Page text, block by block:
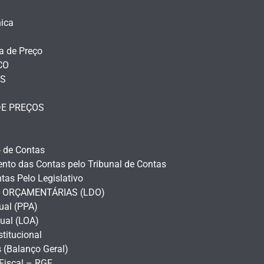
de Preço
PREÇOS
Contas
das Contas pelo Tribunal de Contas
Pelo Legislativo
(LDO)
(PPA)
(LOA)
(Balanço Geral)